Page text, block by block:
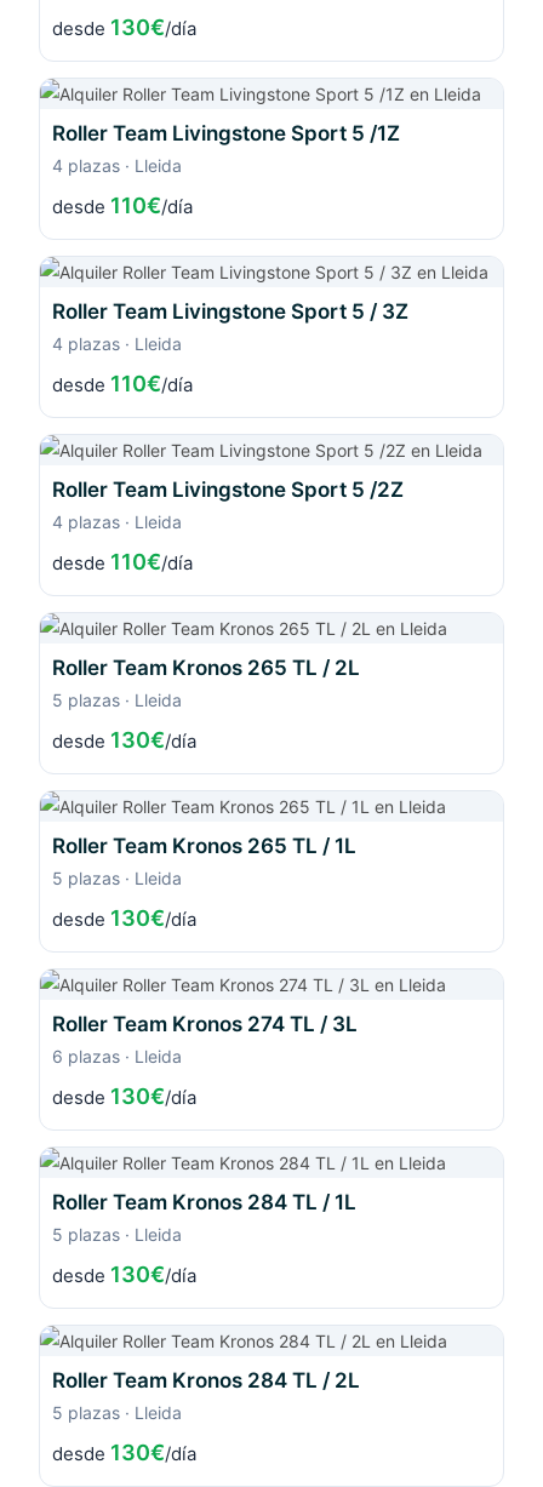
desde 130€/día
Roller Team Livingstone Sport 5 /1Z
4 plazas · Lleida
desde 110€/día
Roller Team Livingstone Sport 5 / 3Z
4 plazas · Lleida
desde 110€/día
Roller Team Livingstone Sport 5 /2Z
4 plazas · Lleida
desde 110€/día
Roller Team Kronos 265 TL / 2L
5 plazas · Lleida
desde 130€/día
Roller Team Kronos 265 TL / 1L
5 plazas · Lleida
desde 130€/día
Roller Team Kronos 274 TL / 3L
6 plazas · Lleida
desde 130€/día
Roller Team Kronos 284 TL / 1L
5 plazas · Lleida
desde 130€/día
Roller Team Kronos 284 TL / 2L
5 plazas · Lleida
desde 130€/día